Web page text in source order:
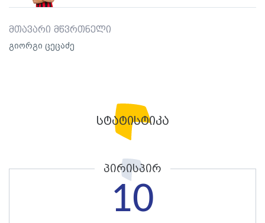
მთავარი მწვრთნელი
გიორგი ცეცაძე
სტატისტიკა
პირისპირ
10